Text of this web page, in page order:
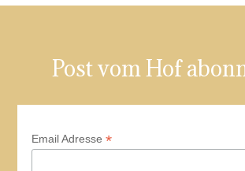
Post vom Hof
Email Adresse*